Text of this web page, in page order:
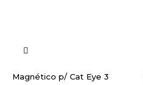
Magnético p/ Cat Eye 3